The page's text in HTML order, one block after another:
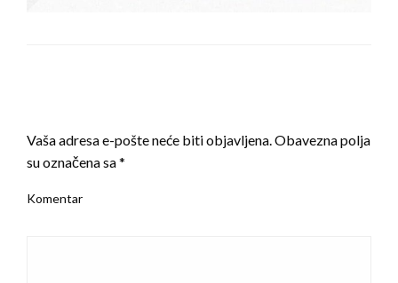
Vaša adresa e-pošte neće biti objavljena. Obavezna polja
su označena sa*
Komentar